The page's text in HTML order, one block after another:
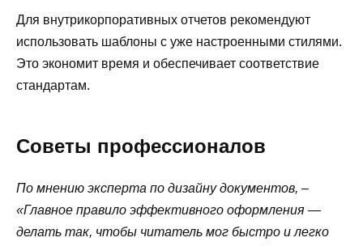
Для внутрикорпоративных отчетов рекомендуют
использовать шаблоны с уже настроенными стилями.
Это экономит время и обеспечивает соответствие
стандартам.
Советы профессионалов
По мнению эксперта по дизайну документов, –
«Главное правило эффективного оформления —
делать так, чтобы читатель мог быстро и легко